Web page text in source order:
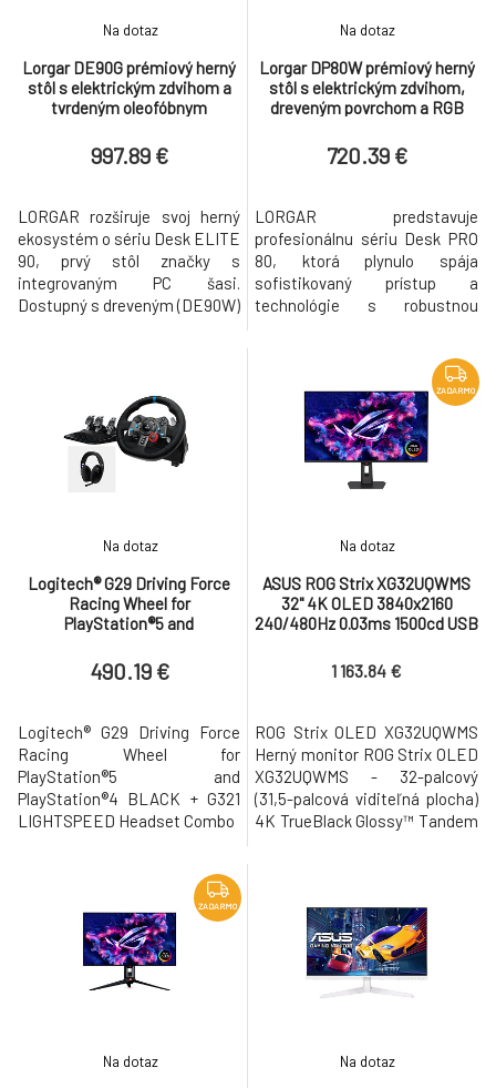
Lorgar DE90G prémiový herný
stôl s elektrickým zdvihom a
tvrdeným oleofóbnym
Integrované PC šasi
Na dotaz
997.89 €
LORGAR rozširuje svoj herný
ekosystém o sériu Desk ELITE
90, prvý stôl značky s
integrovaným PC šasi.
Dostupný s dreveným (DE90W)
pracovisko tým, že v šasi z
hliníka leteckej kvality ukrýva
kompletný herný počítač.
Kompatibilný s ATX
základnými doskami a
Lorgar DP80W prémiový herný
stôl s elektrickým zdvihom,
dreveným povrchom a RGB
Na dotaz
720.39 €
LORGAR predstavuje
profesionálnu sériu Desk PRO
80, ktorá plynulo spája
sofistikovaný prístup a
technológie s robustnou
elegantné drevo (DP80W) a
moderné tvrdené sklo (DP80G)
– séria PRO 80 ponúka ideálny
základ pre akékoľvek herné
alebo profesionálne
pracovisko. Každý herný stôl
Logitech® G29 Driving Force
Racing Wheel for
PlayStation®5 and
Combo
Na dotaz
490.19 €
Logitech® G29 Driving Force
Racing Wheel for
PlayStation®5 and
PlayStation®4 BLACK + G321
LIGHTSPEED Headset Combo
ZADARMO
ASUS ROG Strix XG32UQWMS
32" 4K OLED 3840x2160
240/480Hz 0.03ms 1500cd USB
Na dotaz
1 163.84 €
ROG Strix OLED XG32UQWMS
Herný monitor ROG Strix OLED
XG32UQWMS - 32-palcový
(31,5-palcová viditeľná plocha)
4K TrueBlack Glossy™ Tandem
SYNC®, OLED Care Pro, Neo
Proximity Sensor, VESA
DisplayHDR™ 500 True Black
31,5-palcový herný monitor 4K
Tandem WOL
ZADARMO
Na dotaz Na dotaz